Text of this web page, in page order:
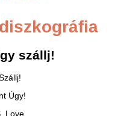
szállj!
Úgy!
Love